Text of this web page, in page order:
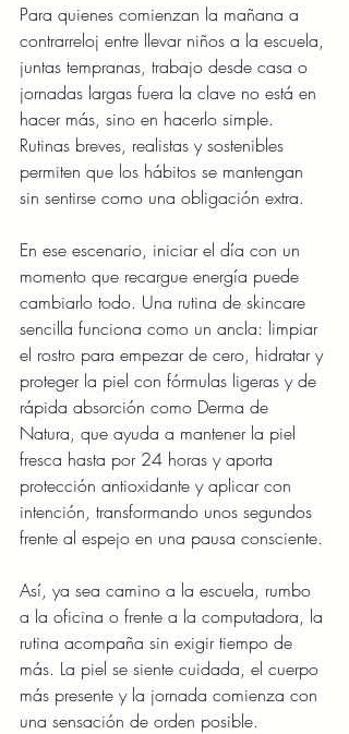
Para quienes comienzan la mañana a
contrarreloj entre llevar niños a la escuela,
juntas tempranas, trabajo desde casa o
jornadas largas fuera la clave no está en
hacer más, sino en hacerlo simple.
Rutinas breves, realistas y sostenibles
permiten que los hábitos se mantengan
sin sentirse como una obligación extra.
En ese escenario, iniciar el día con un
momento que recargue energía puede
cambiarlo todo. Una rutina de skincare
sencilla funciona como un ancla: limpiar
el rostro para empezar de cero, hidratar y
proteger la piel con fórmulas ligeras y de
rápida absorción como Derma de
Natura, que ayuda a mantener la piel
fresca hasta por 24 horas y aporta
protección antioxidante y aplicar con
intención, transformando unos segundos
frente al espejo en una pausa consciente.
Así, ya sea camino a la escuela, rumbo
a la oficina o frente a la computadora, la
rutina acompaña sin exigir tiempo de
más. La piel se siente cuidada, el cuerpo
más presente y la jornada comienza con
una sensación de orden posible.